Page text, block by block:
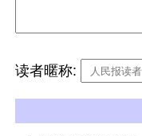
读者暱称: